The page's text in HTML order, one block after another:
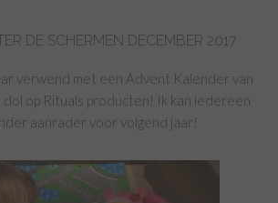
DE SCHERMEN DECEMBER 2017
verwend met een Advent Kalender van
dol op Rituals producten! Ik kan iedereen
aanrader voor volgend jaar!